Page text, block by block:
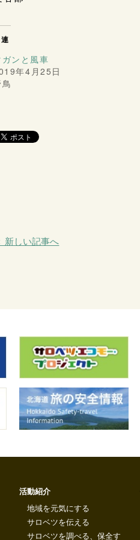
ンと風車
年4月25日
新しい記事へ
活動紹介
地域を元気にする
サロベツを伝える
サロベツを調べる、保全す